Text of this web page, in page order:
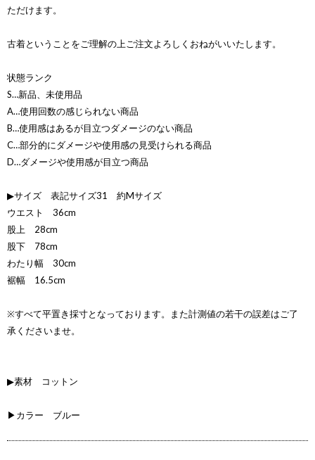
ただけます。
古着ということをご理解の上ご注文よろしくおねがいいたします。
状態ランク
S…新品、未使用品
A…使用回数の感じられない商品
B…使用感はあるが目立つダメージのない商品
C…部分的にダメージや使用感の見受けられる商品
D…ダメージや使用感が目立つ商品
▶サイズ 表記サイズ31 約Mサイズ
ウエスト 36cm
股上 28cm
股下 78cm
わたり幅 30cm
裾幅 16.5cm
※すべて平置き採寸となっております。また計測値の若干の誤差はご了
承くださいませ。
▶素材 コットン
▶カラー ブルー